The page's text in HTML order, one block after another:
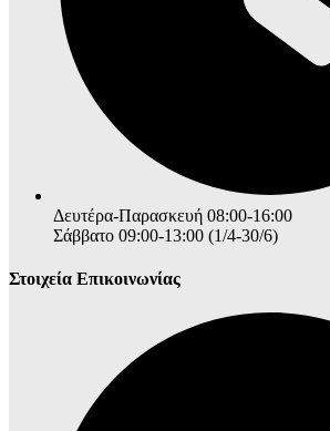
Δευτέρα-Παρασκευή 08:00-16:00
Σάββατο 09:00-13:00 (1/4-30/6)
Στοιχεία Επικοινωνίας